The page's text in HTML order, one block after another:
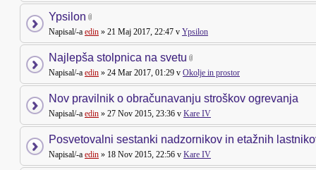
Ypsilon
Napisal/-a edin » 21 Maj 2017, 22:47 v Ypsilon
Najlepša stolpnica na svetu
Napisal/-a edin » 24 Mar 2017, 01:29 v Okolje in prostor
Nov pravilnik o obračunavanju stroškov ogrevanja
Napisal/-a edin » 27 Nov 2015, 23:36 v Kare IV
Posvetovalni sestanki nadzornikov in etažnih
Napisal/-a edin » 18 Nov 2015, 22:56 v Kare IV